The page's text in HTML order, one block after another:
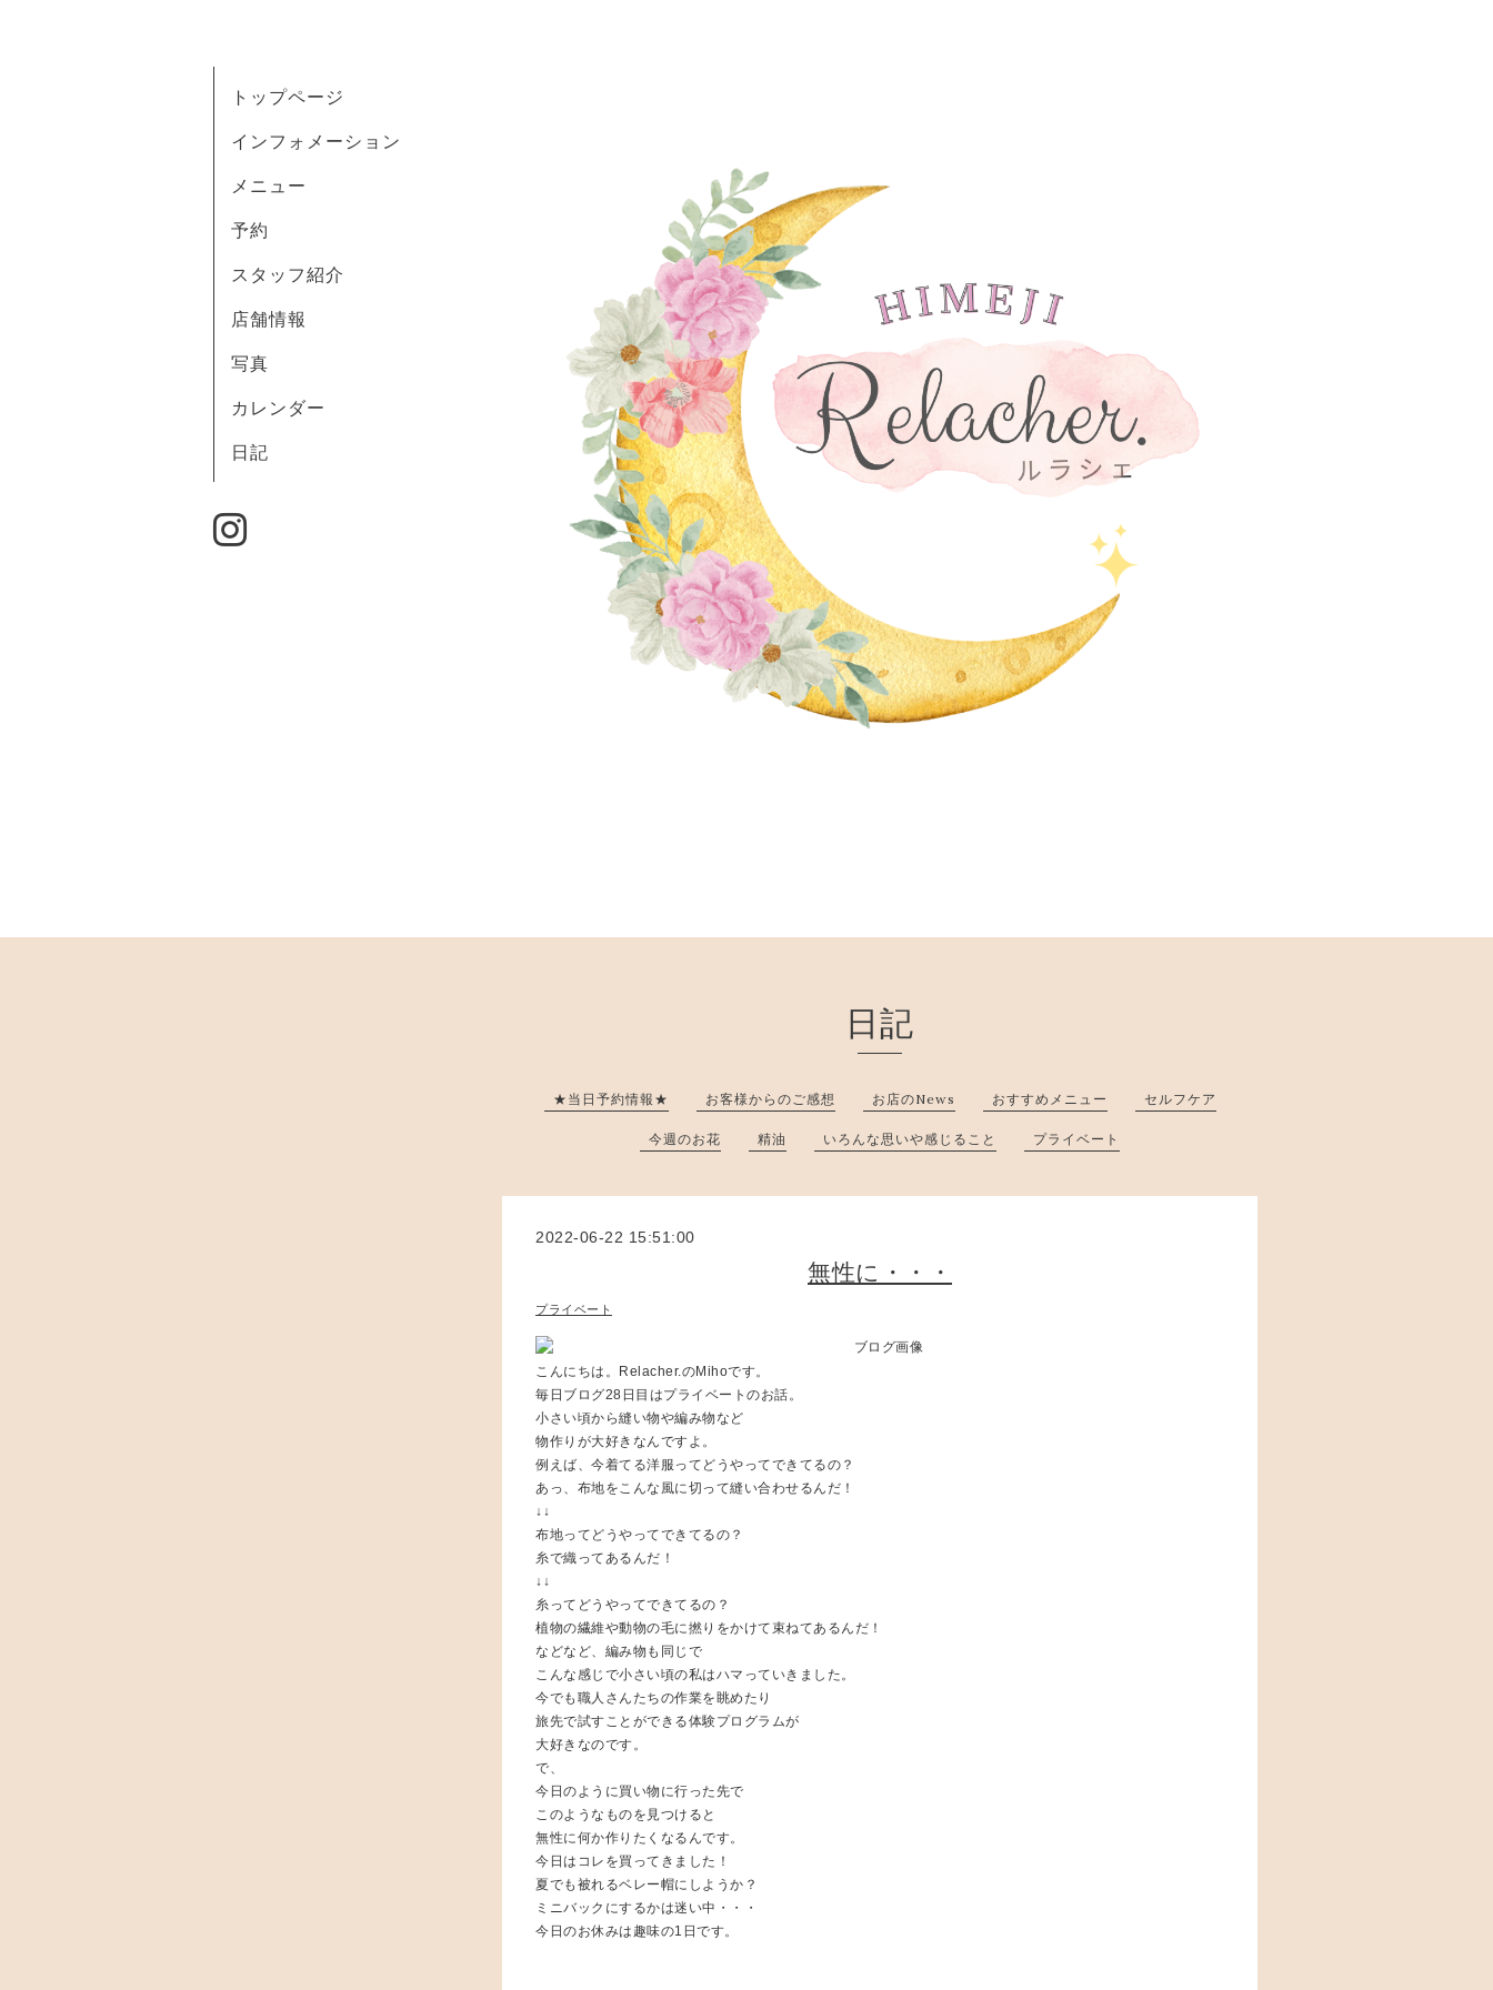
トップページ
インフォメーション
メニュー
予約
スタッフ紹介
店舗情報
写真
カレンダー
日記
日記
★当日予約情報★ お客様からのご感想 お店のNews おすすめメニュー セルフケア
今週のお花 精油 いろんな思いや感じること プライベート
2022-06-22 15:51:00
無性に・・・
プライベート
こんにちは。Relacher.のMihoです。
毎日ブログ28日目はプライベートのお話。
小さい頃から縫い物や編み物など
物作りが大好きなんですよ。
例えば、今着てる洋服ってどうやってできてるの？
あっ、布地をこんな風に切って縫い合わせるんだ！
↓↓
布地ってどうやってできてるの？
糸で織ってあるんだ！
↓↓
糸ってどうやってできてるの？
植物の繊維や動物の毛に撚りをかけて束ねてあるんだ！
などなど、編み物も同じで
こんな感じで小さい頃の私はハマっていきました。
今でも職人さんたちの作業を眺めたり
旅先で試すことができる体験プログラムが
大好きなのです。
で、
今日のように買い物に行った先で
このようなものを見つけると
無性に何か作りたくなるんです。
今日はコレを買ってきました！
夏でも被れるベレー帽にしようか？
ミニバックにするかは迷い中・・・
今日のお休みは趣味の1日です。